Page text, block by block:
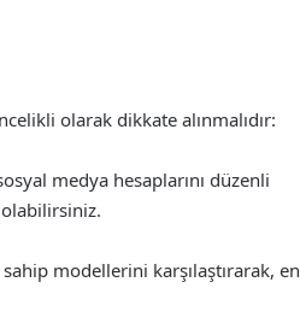
olarak dikkate alınmalıdır:
medya hesaplarını düzenli
modellerini karşılaştırarak, en